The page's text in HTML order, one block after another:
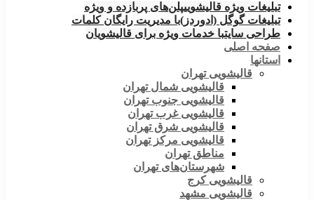
تبلیغات ویژه قالیشوییپلن‌های پربازده و ویژه
تبلیغات گوگل (ادوردز)با مدیریت رایگان کلمات
طراحی سایتبا خدمات ویژه برای قالیشویان
صفحه اصلی
استانها
قالیشویی تهران
قالیشویی شمال تهران
قالیشویی جنوب تهران
قالیشویی غرب تهران
قالیشویی شرق تهران
قالیشویی مرکز تهران
مناطق تهران
شهرستان‌های تهران
قالیشویی کرج
قالیشویی مشهد